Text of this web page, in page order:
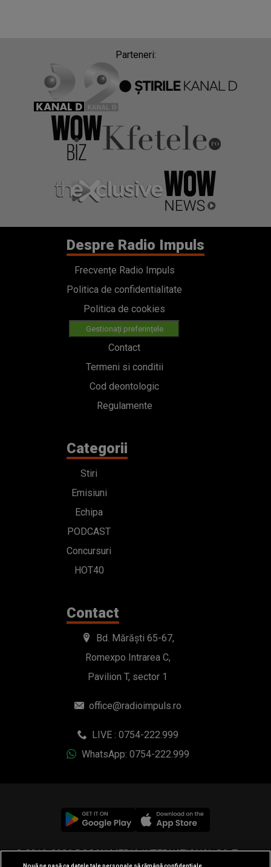
Parteneri:
Despre Radio Impuls
Frecvențe Radio Impuls
Politica de confidentialitate
Politica de cookies
Gestionați preferințele
Contact
Termeni si conditii
Cod deontologic
Regulamente
Categorii
Stiri
Emisiuni
Echipa
PODCAST
Concursuri
HOT40
Contact
Bd. Mărăști 65-67,
Romexpo Intrarea C,
Pavilion T, sector 1
office@radioimpuls.ro
LIVE : 0754-222.999
WhatsApp: 0754-222.999
© 2019-2026 DOGAN MEDIA INTERNATIONAL SA, Toate
Nouă ne pasă ca datele tale personale să rămână confidențiale